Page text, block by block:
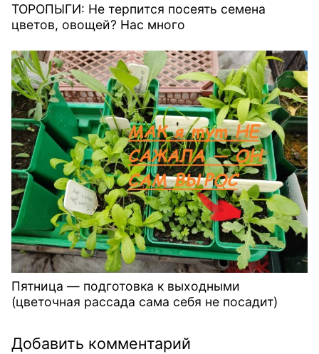
ТОРОПЫГИ: Не терпится посеять семена
цветов, овощей? Нас много
Пятница — подготовка к выходными
(цветочная рассада сама себя не посадит)
Добавить комментарий